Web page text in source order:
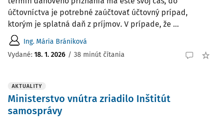
účtovníctva je potrebné zaúčtovať účtovný prípad,
ktorým je splatná daň z príjmov. V prípade, že ...
Ing. Mária Brániková
Vydané: 18. 1. 2026 / 38 minút čítania
AKTUALITY
Ministerstvo vnútra zriadilo Inštitút
samosprávy